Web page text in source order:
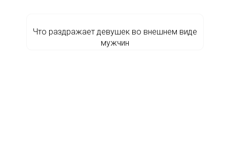
Что раздражает девушек во внешнем виде
мужчин